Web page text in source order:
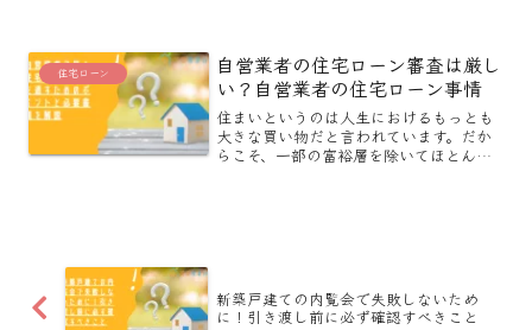
場合、もちろん基準があ...
住宅ローン
自営業者の住宅ローン審査は厳し
い？自営業者の住宅ローン事情
住まいというのは人生におけるもっとも
大きな買い物だと言われています。だか
らこそ、一部の富裕層を除いてほとんど
新築戸建ての内覧会で失敗しないため
に！引き渡し前に必ず確認すべきこと